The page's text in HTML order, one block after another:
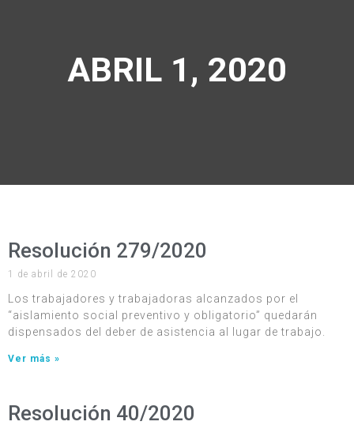
ABRIL 1, 2020
Resolución 279/2020
1 de abril de 2020
Los trabajadores y trabajadoras alcanzados por el
“aislamiento social preventivo y obligatorio” quedarán
dispensados del deber de asistencia al lugar de trabajo.
Ver más »
Resolución 40/2020